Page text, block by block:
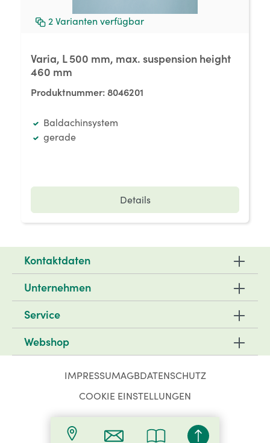
2 Varianten verfügbar
Varia, L 500 mm, max. suspension height
460 mm
Produktnummer:8046201
Baldachinsystem
gerade
Details
Kontaktdaten
Unternehmen
Service
Webshop
IMPRESSUMAGBDATENSCHUTZ
COOKIE EINSTELLUNGEN